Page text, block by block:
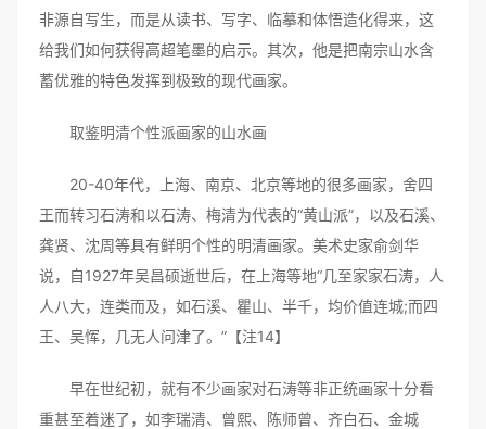
非源自写生，而是从读书、写字、临摹和体悟造化得来，这
给我们如何获得高超笔墨的启示。其次，他是把南宗山水含
蓄优雅的特色发挥到极致的现代画家。
取鉴明清个性派画家的山水画
20-40年代，上海、南京、北京等地的很多画家，舍四
王而转习石涛和以石涛、梅清为代表的“黄山派”，以及石溪、
龚贤、沈周等具有鲜明个性的明清画家。美术史家俞剑华
说，自1927年吴昌硕逝世后，在上海等地“几至家家石涛，人
人八大，连类而及，如石溪、瞿山、半千，均价值连城;而四
王、吴恽，几无人问津了。”【注14】
早在世纪初，就有不少画家对石涛等非正统画家十分看
重甚至着迷了，如李瑞清、曾熙、陈师曾、齐白石、金城